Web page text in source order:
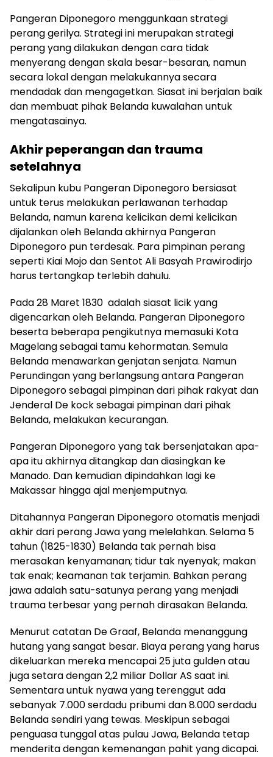
Pangeran Diponegoro menggunkaan strategi
perang gerilya. Strategi ini merupakan strategi
perang yang dilakukan dengan cara tidak
menyerang dengan skala besar-besaran, namun
secara lokal dengan melakukannya secara
mendadak dan mengagetkan. Siasat ini berjalan baik
dan membuat pihak Belanda kuwalahan untuk
mengatasainya.
Akhir peperangan dan trauma
setelahnya
Sekalipun kubu Pangeran Diponegoro bersiasat
untuk terus melakukan perlawanan terhadap
Belanda, namun karena kelicikan demi kelicikan
dijalankan oleh Belanda akhirnya Pangeran
Diponegoro pun terdesak. Para pimpinan perang
seperti Kiai Mojo dan Sentot Ali Basyah Prawirodirjo
harus tertangkap terlebih dahulu.
Pada 28 Maret 1830 adalah siasat licik yang
digencarkan oleh Belanda. Pangeran Diponegoro
beserta beberapa pengikutnya memasuki Kota
Magelang sebagai tamu kehormatan. Semula
Belanda menawarkan genjatan senjata. Namun
Perundingan yang berlangsung antara Pangeran
Diponegoro sebagai pimpinan dari pihak rakyat dan
Jenderal De kock sebagai pimpinan dari pihak
Belanda, melakukan kecurangan.
Pangeran Diponegoro yang tak bersenjatakan apa-
apa itu akhirnya ditangkap dan diasingkan ke
Manado. Dan kemudian dipindahkan lagi ke
Makassar hingga ajal menjemputnya.
Ditahannya Pangeran Diponegoro otomatis menjadi
akhir dari perang Jawa yang melelahkan. Selama 5
tahun (1825-1830) Belanda tak pernah bisa
merasakan kenyamanan; tidur tak nyenyak; makan
tak enak; keamanan tak terjamin. Bahkan perang
jawa adalah satu-satunya perang yang menjadi
trauma terbesar yang pernah dirasakan Belanda.
Menurut catatan De Graaf, Belanda menanggung
hutang yang sangat besar. Biaya perang yang harus
dikeluarkan mereka mencapai 25 juta gulden atau
juga setara dengan 2,2 miliar Dollar AS saat ini.
Sementara untuk nyawa yang terenggut ada
sebanyak 7.000 serdadu pribumi dan 8.000 serdadu
Belanda sendiri yang tewas. Meskipun sebagai
penguasa tunggal atas pulau Jawa, Belanda tetap
menderita dengan kemenangan pahit yang dicapai.